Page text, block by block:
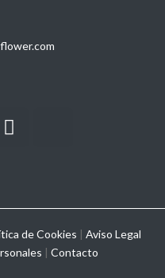
de Cookies | Aviso Legal
| Contacto